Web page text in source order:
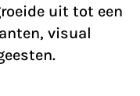
uit tot een
visual